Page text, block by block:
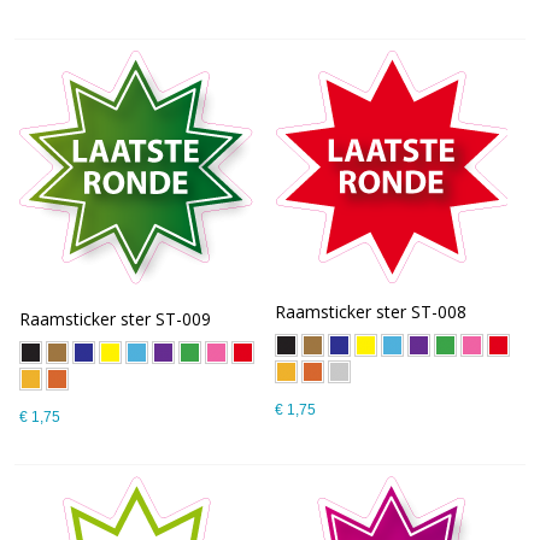
Raamsticker ster ST-009
€ 1,75
Raamsticker ster ST-008
€ 1,75